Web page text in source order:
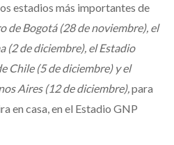
estadios más importantes de
de Bogotá (28 de noviembre), el
(2 de diciembre), el Estadio
Chile (5 de diciembre) y el
Aires (12 de diciembre),para
en casa, en el Estadio GNP